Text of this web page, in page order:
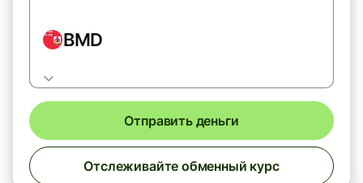
BMD
Отправить деньги
Отслеживайте обменный курс